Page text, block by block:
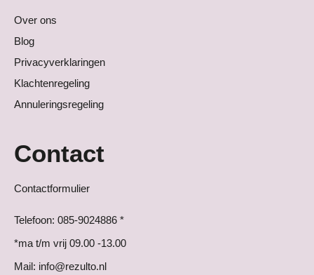
Over ons
Blog
Privacyverklaringen
Klachtenregeling
Annuleringsregeling
Contact
Contactformulier
Telefoon: 085-9024886 *
*ma t/m vrij 09.00 -13.00
Mail: info@rezulto.nl